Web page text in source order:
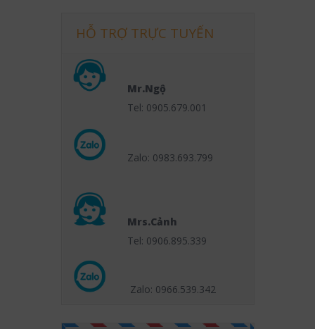
HỖ TRỢ TRỰC TUYẾN
Mr.Ngộ
Tel: 0905.679.001
Zalo: 0983.693.799
Mrs.Cảnh
Tel: 0906.895.339
Zalo: 0966.539.342